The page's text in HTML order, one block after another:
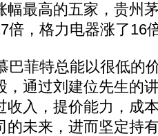
幅最高的五家，贵州
倍，格力电器涨了16
菲特总能以很低的
，通过刘建位先生的
收入，提价能力，成
的未来，进而坚定持